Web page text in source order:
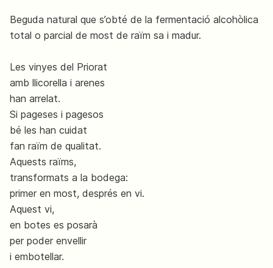
Beguda natural que s’obté de la fermentació alcohòlica
total o parcial de most de raïm sa i madur.
Les vinyes del Priorat
amb llicorella i arenes
han arrelat.
Si pageses i pagesos
bé les han cuidat
fan raïm de qualitat.
Aquests raïms,
transformats a la bodega:
primer en most, després en vi.
Aquest vi,
en botes es posarà
per poder envellir
i embotellar.